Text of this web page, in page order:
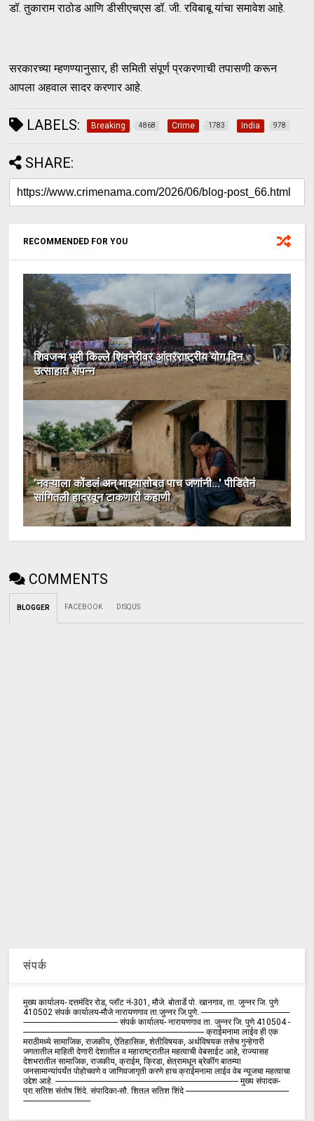
डॉ. तुकाराम राठोड आणि डीसीएचएस डॉ. जी. रविबाबू यांचा समावेश आहे.
सरकारच्या म्हणण्यानुसार, ही समिती संपूर्ण प्रकरणाची तपासणी करून
आपला अहवाल सादर करणार आहे.
LABELS: Breaking 4868 Crime 1783 India 978
SHARE:
RECOMMENDED FOR YOU
शिवजन्म भूमी किल्ले शिवनेरीवर आंतरराष्ट्रीय योग दिन
उत्साहात संपन्न
'नवऱ्याला कोंडलं अन् माझ्यासोबत पाच जणांनी...' पीडितेनं
सांगितली हादरवून टाकणारी कहाणी
COMMENTS
BLOGGER FACEBOOK DISQUS
संपर्क
मुख्य कार्यालय- दत्तमंदिर रोड, प्लॉट नं-301, मौजे. बोतार्डे पो. खानगाव, ता. जुन्नर जि. पुणे
410502 संपर्क कार्य‍ालय-मौजे नारायणगाव ता.जुन्नर जि.पुणे. ------------------------------------------
--------------------------------------------- संपर्क कार्यालय- नारायणगाव ता. जुन्नर जि. पुणे 410504 -
-------------------------------------------------------------------------------------- क्राईमनामा लाईव ही एक
मराठीमध्ये सामाजिक, राजकीय, ऐतिहासिक, शेतीविषयक, अर्थविषयक तसेच गुन्हेगारी
जगतातील माहिती देणारी देशातील व महाराष्ट्रातील महत्वाची वेबसाईट आहे, राज्यासह
देशभरातील सामाजिक, राजकीय, क्राईम, क्रिडा, क्षेत्रामधून ब्रेकींग बातम्या
जनसामान्यांपर्यंत पोहोचवणे व जाणिवजागृती करणे हाच क्राईमनामा लाईव वेब न्यूजचा महत्वाचा
उद्देश आहे. --------------------------------------------------------------------------------------- मुख्य संपादक-
प्रा.सतिश संतोष शिंदे. संपादिका-सौ. शितल सतिश शिंदे -------------------------------------------------
--------------------------------